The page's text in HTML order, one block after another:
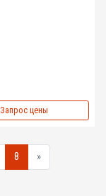
Запрос цены
8 »